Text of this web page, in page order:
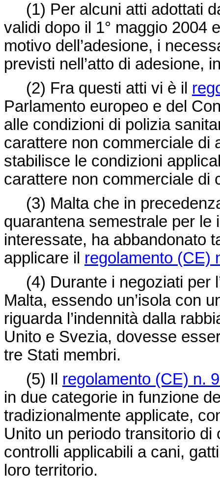
(1) Per alcuni atti adottati
validi dopo il 1° maggio 2004
motivo dell’adesione, i
previsti nell’atto di adesione,
(2) Fra questi atti vi è il
Parlamento europeo e del
alle condizioni di polizia
carattere non commerciale di
stabilisce le condizioni
carattere non commerciale di
(3) Malta che in
quarantena semestrale per le
interessate, ha abbandonato
applicare il regolamento (CE)
(4) Durante i negoziati per
Malta, essendo un’isola con
riguarda l’indennità dalla
Unito e Svezia, dovesse
tre Stati membri.
(5) Il regolamento (CE) n.
in due categorie in funzione
tradizionalmente applicate,
Unito un periodo transitorio
controlli applicabili a cani,
loro territorio.